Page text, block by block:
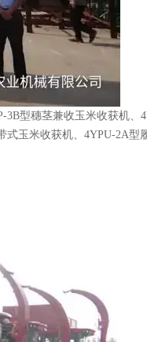
型穗茎兼收玉米收获机、
式玉米收获机、4YPU-2A型